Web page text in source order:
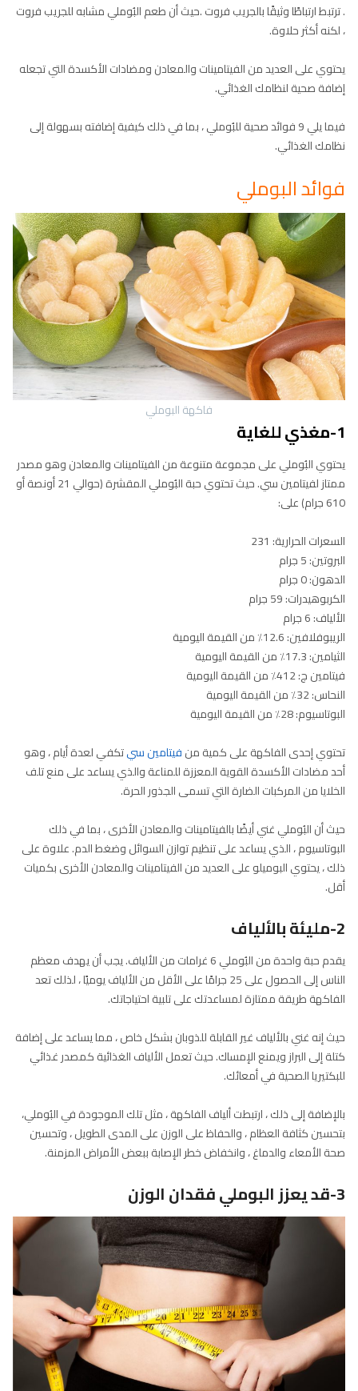
. ترتبط ارتباطًا وثيقًا بالجريب فروت .حيث أن طعم البُوملي مشابه للجريب فروت
، لكنه أكثر حلاوة.
يحتوي على العديد من الفيتامينات والمعادن ومضادات الأكسدة التي تجعله
إضافة صحية لنظامك الغذائي.
فيما يلي 9 فوائد صحية للبُوملي ، بما في ذلك كيفية إضافته بسهولة إلى
نظامك الغذائي.
فوائد البوملي
فاكهة البوملي
1-مغذي للغاية
يحتوي البُوملي على مجموعة متنوعة من الفيتامينات والمعادن وهو مصدر
ممتاز لفيتامين سي. حيث تحتوي حبة البُوملي المقشرة (حوالي 21 أونصة أو
610 جرام) على:
السعرات الحرارية: 231
البروتين: 5 جرام
الدهون: 0 جرام
الكربوهيدرات: 59 جرام
الألياف: 6 جرام
الريبوفلافين: 12.6٪ من القيمة اليومية
الثيامين: 17.3٪ من القيمة اليومية
فيتامين ج: 412٪ من القيمة اليومية
النحاس: 32٪ من القيمة اليومية
البوتاسيوم: 28٪ من القيمة اليومية
تحتوي إحدى الفاكهة على كمية منفيتامين سيتكفي لعدة أيام ، وهو
أحد مضادات الأكسدة القوية المعززة للمناعة والذي يساعد على منع تلف
الخلايا من المركبات الضارة التي تسمى الجذور الحرة.
حيث أن البُوملي غني أيضًا بالفيتامينات والمعادن الأخرى ، بما في ذلك
البوتاسيوم ، الذي يساعد على تنظيم توازن السوائل وضغط الدم. علاوة على
ذلك ، يحتوي البوميلو على العديد من الفيتامينات والمعادن الأخرى بكميات
أقل.
2-مليئة بالألياف
يقدم حبة واحدة من البُوملي 6 غرامات من الألياف. يجب أن يهدف معظم
الناس إلى الحصول على 25 جرامًا على الأقل من الألياف يوميًا ، لذلك تعد
الفاكهة طريقة ممتازة لمساعدتك على تلبية احتياجاتك.
حيث إنه غني بالألياف غير القابلة للذوبان بشكل خاص ، مما يساعد على إضافة
كتلة إلى البراز ويمنع الإمساك. حيث تعمل الألياف الغذائية كمصدر غذائي
للبكتيريا الصحية في أمعائك.
بالإضافة إلى ذلك ، ارتبطت ألياف الفاكهة ، مثل تلك الموجودة في البُوملي،
بتحسين كثافة العظام ، والحفاظ على الوزن على المدى الطويل ، وتحسين
صحة الأمعاء والدماغ ، وانخفاض خطر الإصابة ببعض الأمراض المزمنة.
3-قد يعزز البوملي فقدان الوزن